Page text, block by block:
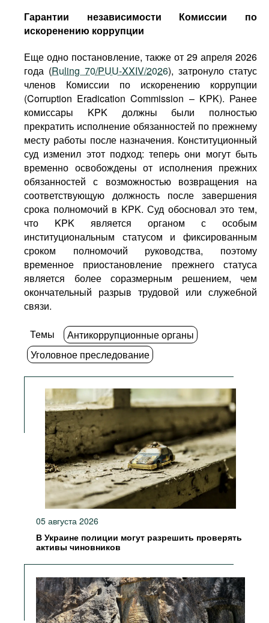
Гарантии независимости Комиссии по
искоренению коррупции
Еще одно постановление, также от 29 апреля 2026
года (Ruling 70/PUU-XXIV/2026), затронуло статус
членов Комиссии по искоренению коррупции
(Corruption Eradication Commission – KPK). Ранее
комиссары KPK должны были полностью
прекратить исполнение обязанностей по прежнему
месту работы после назначения. Конституционный
суд изменил этот подход: теперь они могут быть
временно освобождены от исполнения прежних
обязанностей с возможностью возвращения на
соответствующую должность после завершения
срока полномочий в KPK. Суд обосновал это тем,
что KPK является органом с особым
институциональным статусом и фиксированным
сроком полномочий руководства, поэтому
временное приостановление прежнего статуса
является более соразмерным решением, чем
окончательный разрыв трудовой или служебной
связи.
Темы
Антикоррупционные органы
Уголовное преследование
05 августа 2026
В Украине полиции могут разрешить проверять
активы чиновников